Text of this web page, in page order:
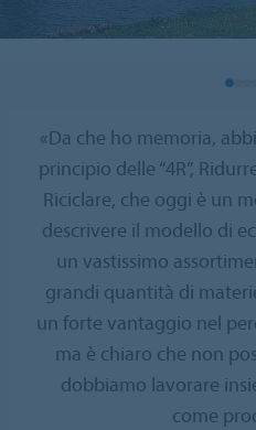
«Da che ho memoria,
principio delle “4R”,
Riciclare, che oggi è un
descrivere il modello di
un vastissimo
grandi quantità di
un forte vantaggio nel
ma è chiaro che non
dobbiamo lavorare
come